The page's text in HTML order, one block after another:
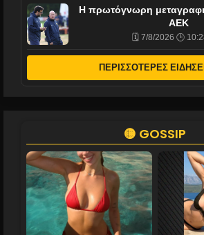
Η πρωτόγνωρη
ΑΕΚ
🗓️ 7/8/2026 🕒
ΠΕΡΙΣΣΟΤΕΡΕΣ
🟡 GOSSIP